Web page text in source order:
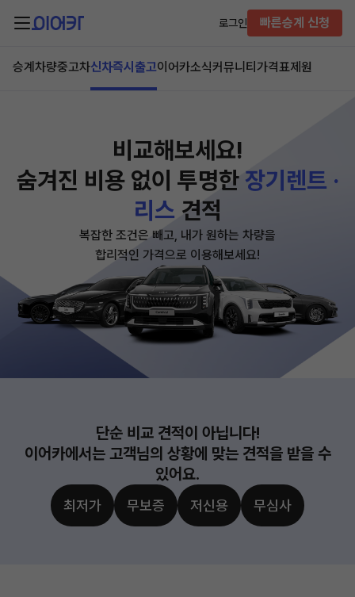
로그인 빠른승계 신청
승계차량중고차신차즉시출고이어카소식커뮤니티 가격표제원
비교해보세요!
숨겨진 비용 없이 투명한장기렌트 ·
리스 견적
복잡한 조건은 빼고, 내가 원하는 차량을
합리적인 가격으로 이용해보세요!
단순 비교 견적이 아닙니다!
이어카에서는 고객님의 상황에 맞는 견적을 받을 수
있어요.
최저가 무보증 저신용 무심사